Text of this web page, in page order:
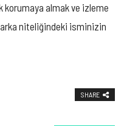
almak ve izleme
niteliğindeki isminizin
SHARE